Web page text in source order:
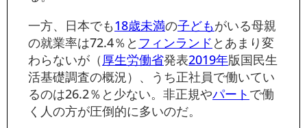
一方、日本でも18歳未満の子どもがいる母親
の就業率は72.4％と フィンランド とあまり変
わらないが（厚生労働省発表2019年版国民生
活基礎調査の概況）、うち正社員で働いてい
るのは26.2％と少ない。非正規やパート で働
く人の方が圧倒的に多いのだ。